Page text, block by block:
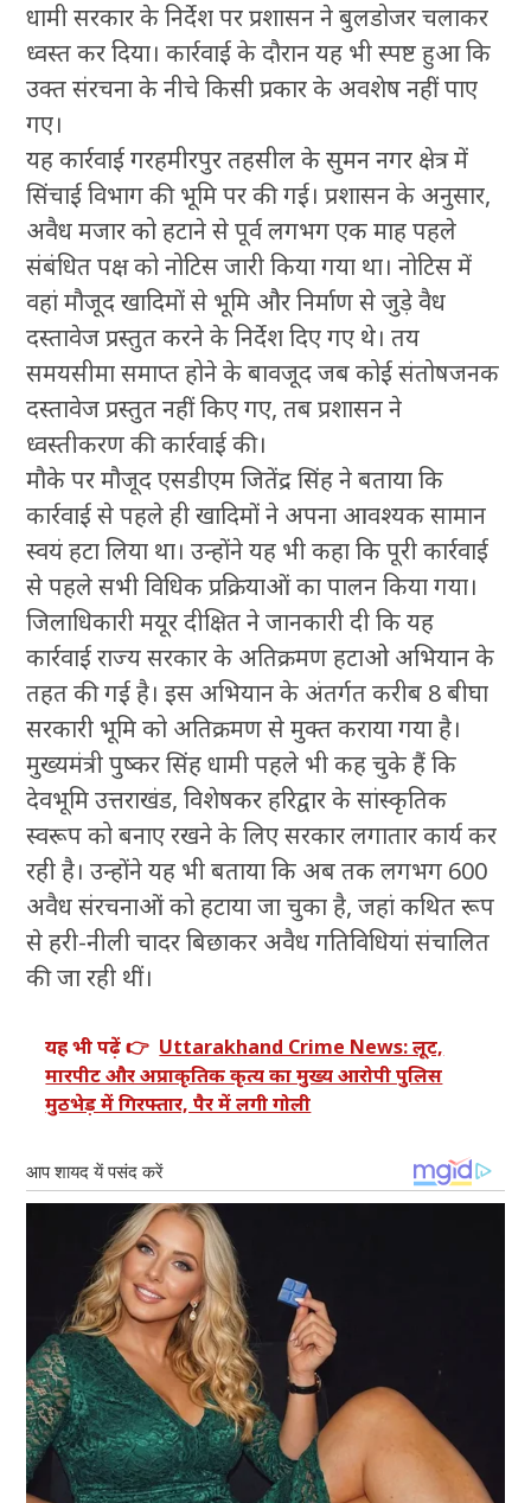
धामी सरकार के निर्देश पर प्रशासन ने बुलडोजर चलाकर
ध्वस्त कर दिया। कार्रवाई के दौरान यह भी स्पष्ट हुआ कि
उक्त संरचना के नीचे किसी प्रकार के अवशेष नहीं पाए
गए।
यह कार्रवाई गरहमीरपुर तहसील के सुमन नगर क्षेत्र में
सिंचाई विभाग की भूमि पर की गई। प्रशासन के अनुसार,
अवैध मजार को हटाने से पूर्व लगभग एक माह पहले
संबंधित पक्ष को नोटिस जारी किया गया था। नोटिस में
वहां मौजूद खादिमों से भूमि और निर्माण से जुड़े वैध
दस्तावेज प्रस्तुत करने के निर्देश दिए गए थे। तय
समयसीमा समाप्त होने के बावजूद जब कोई संतोषजनक
दस्तावेज प्रस्तुत नहीं किए गए, तब प्रशासन ने
ध्वस्तीकरण की कार्रवाई की।
मौके पर मौजूद एसडीएम जितेंद्र सिंह ने बताया कि
कार्रवाई से पहले ही खादिमों ने अपना आवश्यक सामान
स्वयं हटा लिया था। उन्होंने यह भी कहा कि पूरी कार्रवाई
से पहले सभी विधिक प्रक्रियाओं का पालन किया गया।
जिलाधिकारी मयूर दीक्षित ने जानकारी दी कि यह
कार्रवाई राज्य सरकार के अतिक्रमण हटाओ अभियान के
तहत की गई है। इस अभियान के अंतर्गत करीब 8 बीघा
सरकारी भूमि को अतिक्रमण से मुक्त कराया गया है।
मुख्यमंत्री पुष्कर सिंह धामी पहले भी कह चुके हैं कि
देवभूमि उत्तराखंड, विशेषकर हरिद्वार के सांस्कृतिक
स्वरूप को बनाए रखने के लिए सरकार लगातार कार्य कर
रही है। उन्होंने यह भी बताया कि अब तक लगभग 600
अवैध संरचनाओं को हटाया जा चुका है, जहां कथित रूप
से हरी-नीली चादर बिछाकर अवैध गतिविधियां संचालित
की जा रही थीं।
यह भी पढ़ें 👉 Uttarakhand Crime News: लूट,
मारपीट और अप्राकृतिक कृत्य का मुख्य आरोपी पुलिस
मुठभेड़ में गिरफ्तार, पैर में लगी गोली